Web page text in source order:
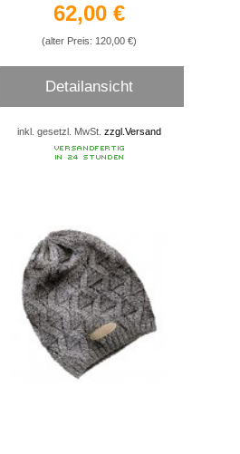
62,00 €
(alter Preis: 120,00 €)
Detailansicht
inkl. gesetzl. MwSt.zzgl.Versand